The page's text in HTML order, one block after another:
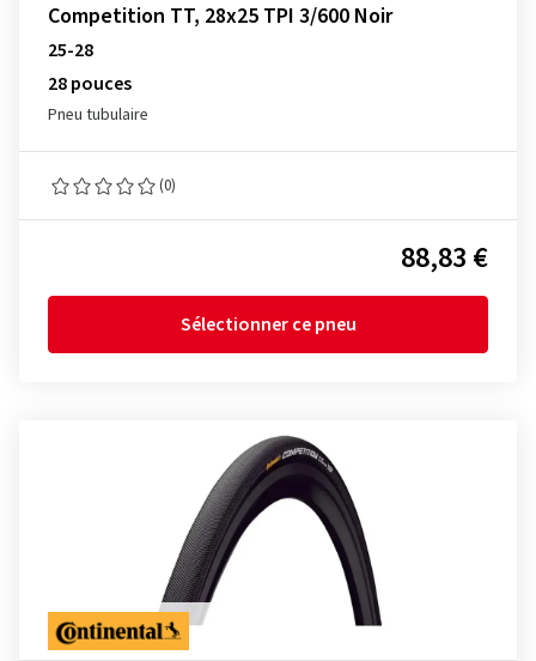
Competition TT, 28x25 TPI 3/600 Noir
25-28
28 pouces
Pneu tubulaire
(0)
88,83 €
Sélectionner ce pneu